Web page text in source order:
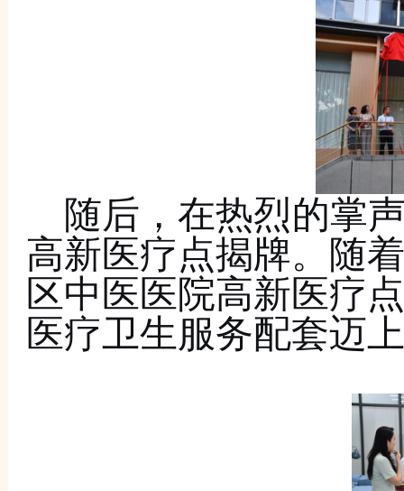
随后，在热烈的掌
高新医疗点揭牌。随
区中医医院高新医疗
医疗卫生服务配套迈